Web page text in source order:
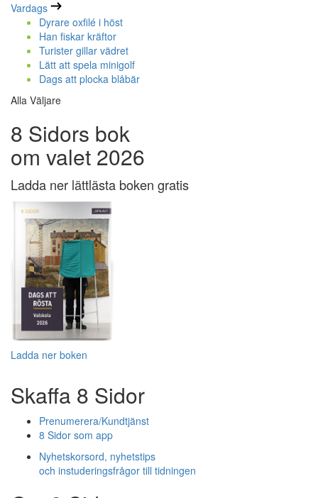
Vardags
Dyrare oxfilé i höst
Han fiskar kräftor
Turister gillar vädret
Lätt att spela minigolf
Dags att plocka blåbär
Alla Väljare
8 Sidors bok
om valet 2026
Ladda ner lättlästa boken gratis
Ladda ner boken
Skaffa 8 Sidor
Prenumerera/Kundtjänst
8 Sidor som app
Nyhetskorsord, nyhetstips
och instuderingsfrågor till tidningen